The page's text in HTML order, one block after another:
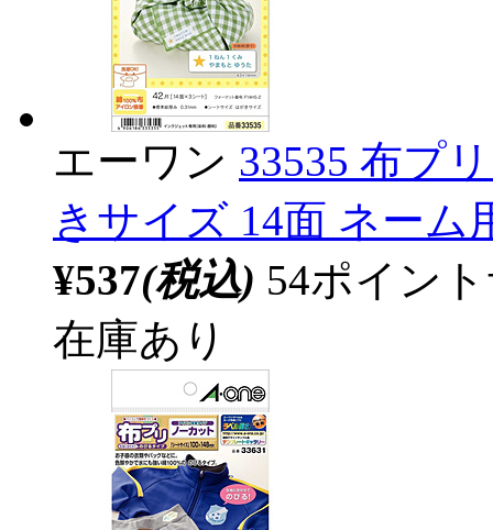
エーワン 33535 布プ
きサイズ 14面 ネーム
¥537(税込) 54ポイン
在庫あり